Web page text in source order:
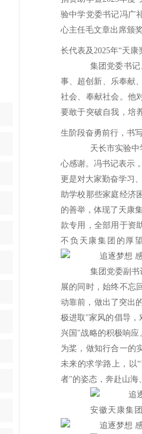
验中学党委书记冯广
心主任毛文章出席颁
长代表及2025年“天
集团党委书
事、超创新、乐奉献
社会、奉献社会。他
要敢于突破自我，培
生阶段奋勇前行，书
天长市实验
心感谢。冯书记表示
更是对大家勤奋学习
助学校那些家庭经济
的善举，体现了天康
款专用，全部用于资
不负天康集团的厚
集团党委副
展的同时，始终不忘
动靠前，做出了突出
极进取"家风的倡导，
兴国"战略的积极响
为桨，做知行合一的
未来的求学路上，以
者"的姿态，奔赴山海
安徽天康集